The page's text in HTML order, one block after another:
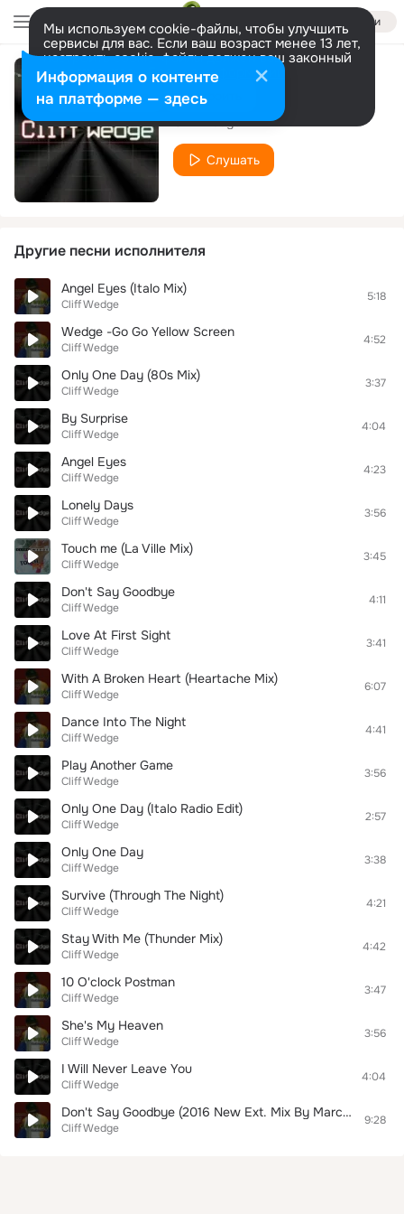
Войти
Мы используем cookie-файлы, чтобы улучшить
сервисы для вас. Если ваш возраст менее 13 лет,
настроить cookie-файлы должен ваш законный
представитель. Больше информации
Разрешить все Настроить
Give Me Your Love
Cliff Wedge
Слушать
Другие песни исполнителя
Angel Eyes (Italo Mix)
Cliff Wedge
5:18
Wedge -Go Go Yellow Screen
Cliff Wedge
4:52
Only One Day (80s Mix)
Cliff Wedge
3:37
By Surprise
Cliff Wedge
4:04
Angel Eyes
Cliff Wedge
4:23
Lonely Days
Cliff Wedge
3:56
Touch me (La Ville Mix)
Cliff Wedge
3:45
Don't Say Goodbye
Cliff Wedge
4:11
Love At First Sight
Cliff Wedge
3:41
With A Broken Heart (Heartache Mix)
Cliff Wedge
6:07
Dance Into The Night
Cliff Wedge
4:41
Play Another Game
Cliff Wedge
3:56
Only One Day (Italo Radio Edit)
Cliff Wedge
2:57
Only One Day
Cliff Wedge
3:38
Survive (Through The Night)
Cliff Wedge
4:21
Stay With Me (Thunder Mix)
Cliff Wedge
4:42
10 O'clock Postman
Cliff Wedge
3:47
She's My Heaven
Cliff Wedge
3:56
I Will Never Leave You
Cliff Wedge
4:04
Don't Say Goodbye (2016 New Ext. Mix By Marc Eliow)
Cliff Wedge
9:28
Информация о контенте
на платформе — здесь